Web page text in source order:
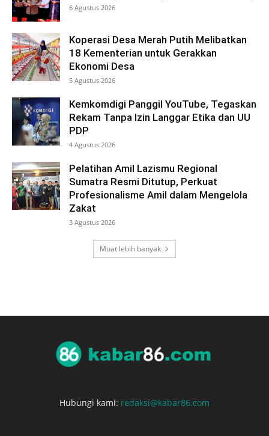
6 Agustus 2026
Koperasi Desa Merah Putih Melibatkan
18 Kementerian untuk Gerakkan
Ekonomi Desa
5 Agustus 2026
Kemkomdigi Panggil YouTube, Tegaskan
Rekam Tanpa Izin Langgar Etika dan UU
PDP
4 Agustus 2026
Pelatihan Amil Lazismu Regional
Sumatra Resmi Ditutup, Perkuat
Profesionalisme Amil dalam Mengelola
Zakat
3 Agustus 2026
Muat lebih banyak
Hubungi kami: redaksi@kabar86.com